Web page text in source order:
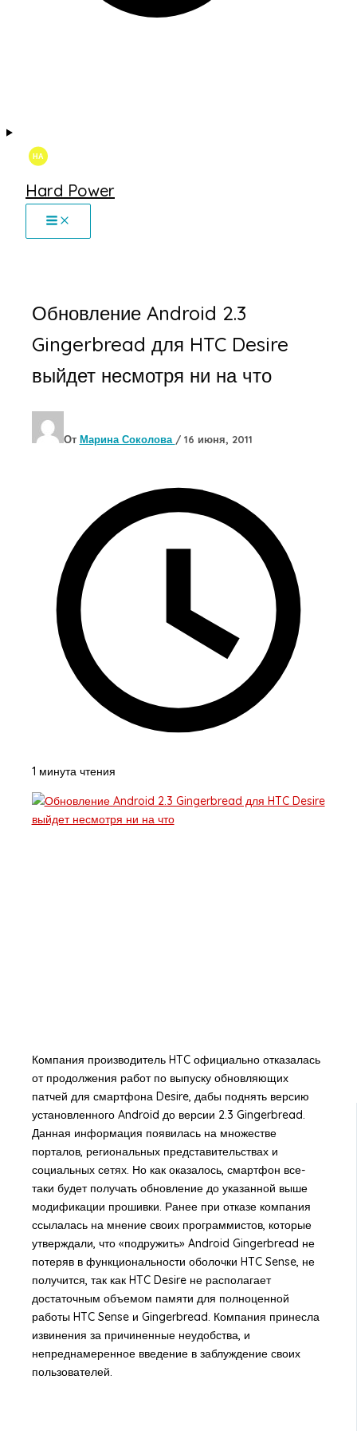
Hard Power
Обновление Android 2.3
Gingerbread для HTC Desire
выйдет несмотря ни на что
От Марина Соколова / 16 июня, 2011
1 минута чтения
Компания производитель HTC официально отказалась
от продолжения работ по выпуску обновляющих
патчей для смартфона Desire, дабы поднять версию
установленного Android до версии 2.3 Gingerbread.
Данная информация появилась на множестве
порталов, региональных представительствах и
социальных сетях. Но как оказалось, смартфон все-
таки будет получать обновление до указанной выше
модификации прошивки. Ранее при отказе компания
ссылалась на мнение своих программистов, которые
утверждали, что «подружить» Android Gingerbread не
потеряв в функциональности оболочки HTC Sense, не
получится, так как HTC Desire не располагает
достаточным объемом памяти для полноценной
работы HTC Sense и Gingerbread. Компания принесла
извинения за причиненные неудобства, и
непреднамеренное введение в заблуждение своих
пользователей.